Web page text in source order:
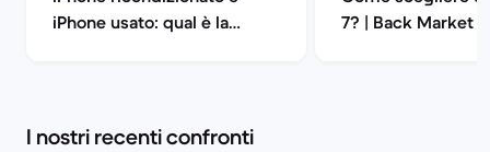
iPhone usato: qual è la
7? | Back Market
I nostri recenti confronti